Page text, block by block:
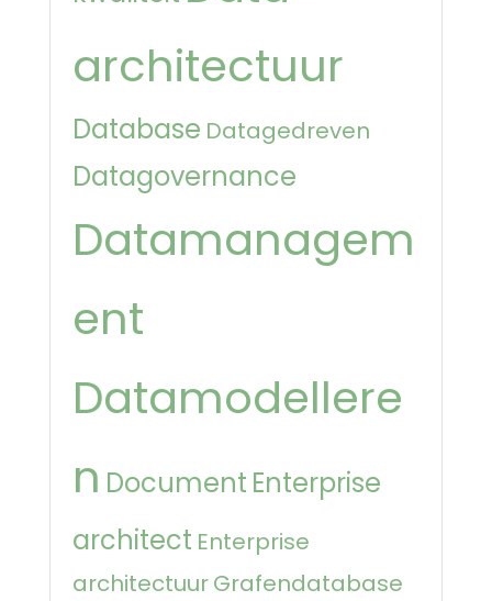
architectuur
Database Datagedreven
Datagovernance
Datamanagem
ent
Datamodellere
n Document Enterprise
architect Enterprise
architectuurGrafendatabase